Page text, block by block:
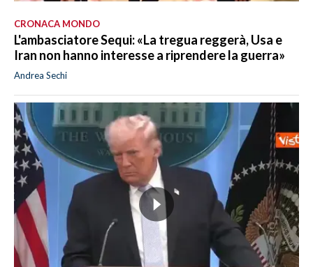
CRONACA MONDO
L'ambasciatore Sequi: «La tregua reggerà, Usa e
Iran non hanno interesse a riprendere la guerra»
Andrea Sechi